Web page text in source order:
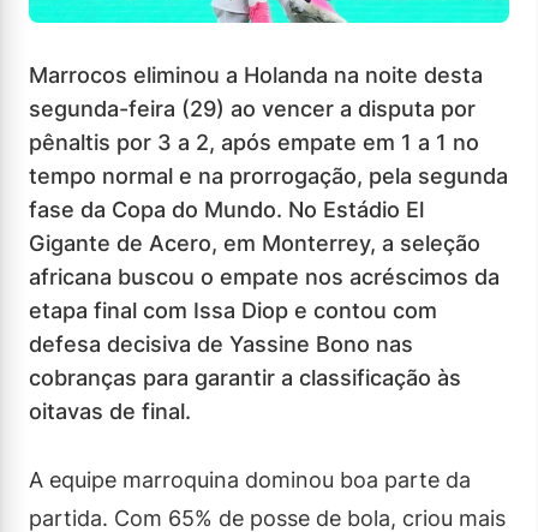
Marrocos eliminou a Holanda na noite desta
segunda-feira (29) ao vencer a disputa por
pênaltis por 3 a 2, após empate em 1 a 1 no
tempo normal e na prorrogação, pela segunda
fase da Copa do Mundo. No Estádio El
Gigante de Acero, em Monterrey, a seleção
africana buscou o empate nos acréscimos da
etapa final com Issa Diop e contou com
defesa decisiva de Yassine Bono nas
cobranças para garantir a classificação às
oitavas de final.
A equipe marroquina dominou boa parte da
partida. Com 65% de posse de bola, criou mais